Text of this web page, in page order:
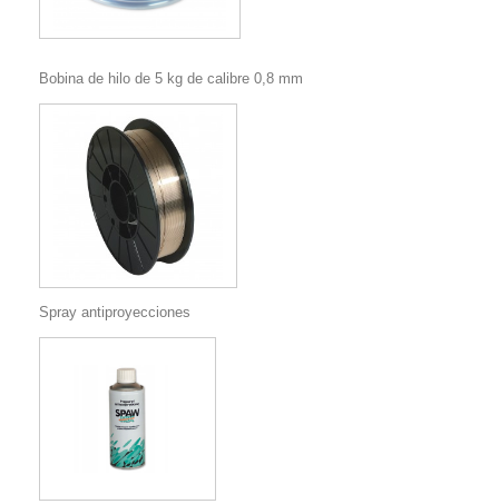
Bobina de hilo de 5 kg de calibre 0,8 mm
Spray antiproyecciones